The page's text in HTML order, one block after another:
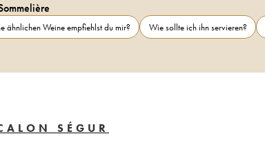
ähnlichen Weine empfiehlst du mir? Wie sollte ich ihn servieren?
SÉGUR